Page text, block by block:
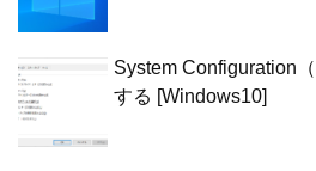
System Configuration
する [Windows10]